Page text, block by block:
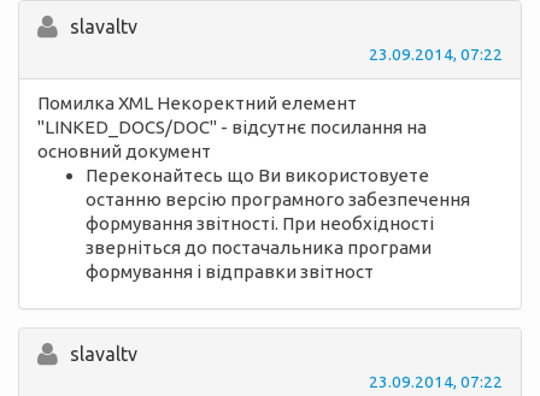
slavaltv
23.09.2014, 07:22
Помилка XML Некоректний елемент
"LINKED_DOCS/DOC" - відсутнє посилання на
основний документ
Переконайтесь що Ви використовуете
останню версію програмного забезпечення
формування звітності. При необхідності
зверніться до постачальника програми
формування і відправки звітност
slavaltv
23.09.2014, 07:22